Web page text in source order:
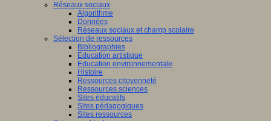
Réseaux sociaux
Algorithme
Données
Réseaux sociaux et champ scolaire
Sélection de ressources
Bibliographies
Education artistique
Education environnementale
Histoire
Ressources citoyenneté
Ressources sciences
Sites éducatifs
Sites pédagogiques
Sites ressources